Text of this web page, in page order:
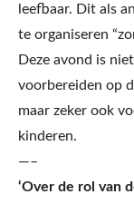
leefbaar. Dit als
te organiseren
Deze avond is
voorbereiden op
maar zeker ook
kinderen.
—–
‘Over de rol van